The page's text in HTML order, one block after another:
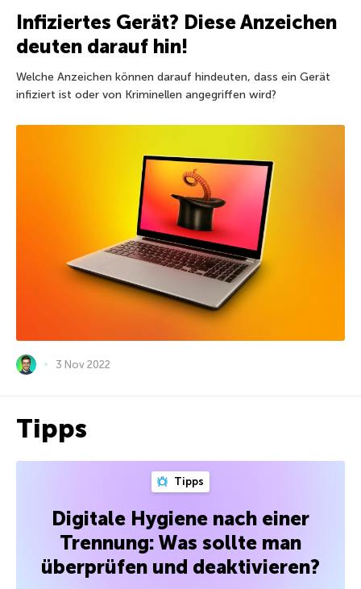
Infiziertes Gerät? Diese Anzeichen
deuten darauf hin!
Welche Anzeichen können darauf hindeuten, dass ein Gerät
infiziert ist oder von Kriminellen angegriffen wird?
3 Nov 2022
Tipps
Tipps
Digitale Hygiene nach einer
Trennung: Was sollte man
überprüfen und deaktivieren?